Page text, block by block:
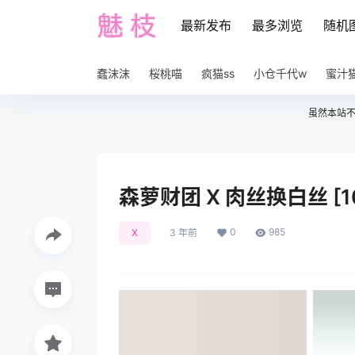
最新发布 最多浏览 随机
蠢沫沫 桜桃喵 疯猫ss 小仓千代w 蜜汁
虽然本站
森萝财团 X 肉丝换白丝
X 3 年前 0 985